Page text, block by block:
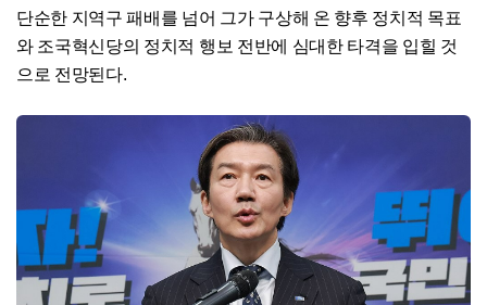
단순한 지역구 패배를 넘어 그가 구상해 온 향후 정치적 목표
와 조국혁신당의 정치적 행보 전반에 심대한 타격을 입힐 것
으로 전망된다.